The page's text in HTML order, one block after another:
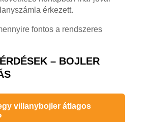
érkezett.
fontos a rendszeres
– BOJLER
villanybojler átlagos